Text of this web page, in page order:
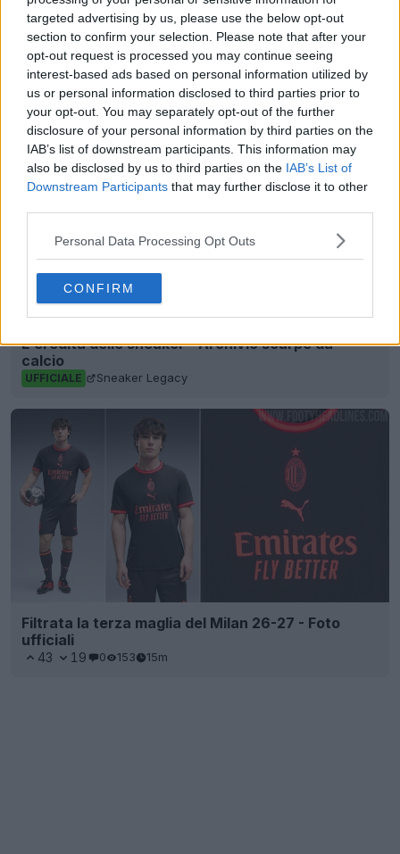
targeted advertising by us, please use the below opt-out
section to confirm your selection. Please note that after your
opt-out request is processed you may continue seeing
interest-based ads based on personal information utilized by
us or personal information disclosed to third parties prior to
your opt-out. You may separately opt-out of the further
disclosure of your personal information by third parties on the
IAB’s list of downstream participants. This information may
also be disclosed by us to third parties on the IAB’s List of
Downstream Participants that may further disclose it to other
Personal Data Processing Opt Outs
CONFIRM
Mostra commenti
2026 World Cup adidas Argentina
L'eredità delle sneaker - Archivio scarpe da
calcio
UFFICIALE Sneaker Legacy
Filtrata la terza maglia del Milan 26-27 - Foto
ufficiali
43 19 0 153 15m